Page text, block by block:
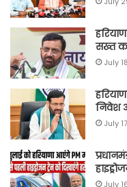
सख्त
July
निवेश
July
July